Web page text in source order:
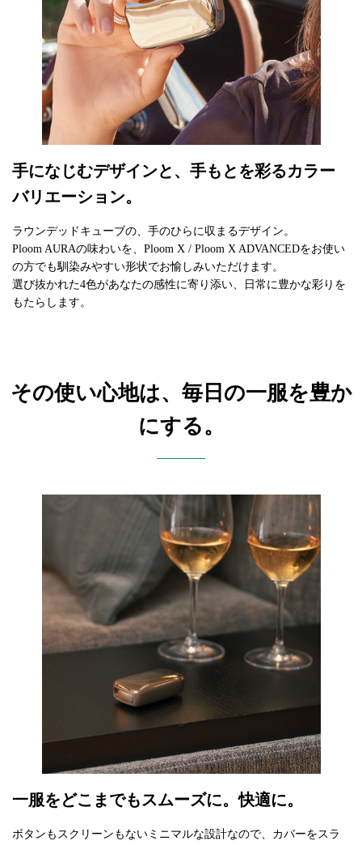
手になじむデザインと、手もとを彩るカラー
バリエーション。
ラウンデッドキューブの、手のひらに収まるデザイン。
Ploom AURAの味わいを、Ploom X / Ploom X ADVANCEDをお使い
の方でも馴染みやすい形状でお愉しみいただけます。
選び抜かれた4色があなたの感性に寄り添い、日常に豊かな彩りを
もたらします。
その使い心地は、毎日の一服を豊か
にする。
一服をどこまでもスムーズに。快適に。
ボタンもスクリーンもないミニマルな設計なので、カバーをスラ